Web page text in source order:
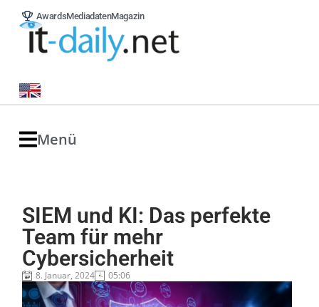
AwardsMediadatenMagazin
Menü
SIEM und KI: Das perfekte
Team für mehr
Cybersicherheit
8. Januar, 2024 05:06